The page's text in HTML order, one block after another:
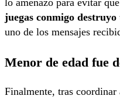
lo amenazó para evitar
juegas conmigo
uno de los mensajes
Menor de edad fue
Finalmente, tras coordinar